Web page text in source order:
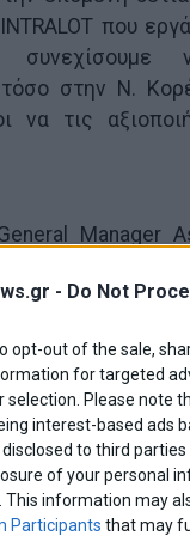
- Do Not
opt-out of the sale,
for targeted
selection. Please note
interest-based ads
to third
of your personal
This information may
Participants that may
που
συνεχίσουμε
τόσο στην Ν.
να τις
Manager
με τη νέα
“NANUM
“NANUM
η Κοινοπραξία
της, ώστε να